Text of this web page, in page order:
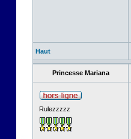
Haut
Princesse Mariana
Rulezzzzz